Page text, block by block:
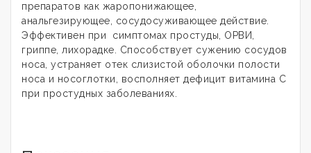
препаратов как жаропонижающее,
анальгезирующее, сосудосуживающее действие.
Эффективен при симптомах простуды, ОРВИ,
гриппе, лихорадке. Способствует сужению сосудов
носа, устраняет отек слизистой оболочки полости
носа и носоглотки, восполняет дефицит витамина С
при простудных заболеваниях.